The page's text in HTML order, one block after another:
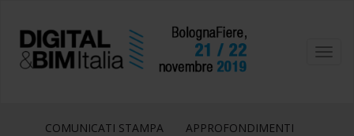
COMUNICATI STAMPA
APPROFONDIMENTI